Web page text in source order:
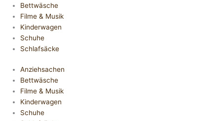
Bettwäsche
Filme & Musik
Kinderwagen
Schuhe
Schlafsäcke
Anziehsachen
Bettwäsche
Filme & Musik
Kinderwagen
Schuhe